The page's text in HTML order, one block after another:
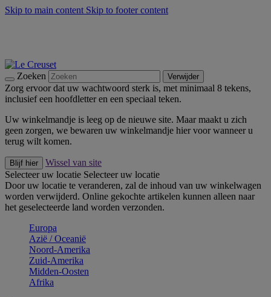
Skip to main content Skip to footer content
Zoeken Verwijder
Zorg ervoor dat uw wachtwoord sterk is, met minimaal 8 tekens,
inclusief een hoofdletter en een speciaal teken.
Uw winkelmandje is leeg op de nieuwe site. Maar maakt u zich
geen zorgen, we bewaren uw winkelmandje hier voor wanneer u
terug wilt komen.
Blijf hier
Wissel van site
Selecteer uw locatie Selecteer uw locatie
Door uw locatie te veranderen, zal de inhoud van uw winkelwagen
worden verwijderd. Online gekochte artikelen kunnen alleen naar
het geselecteerde land worden verzonden.
Europa
Aziё / Oceaniё
Noord-Amerika
Zuid-Amerika
Midden-Oosten
Afrika